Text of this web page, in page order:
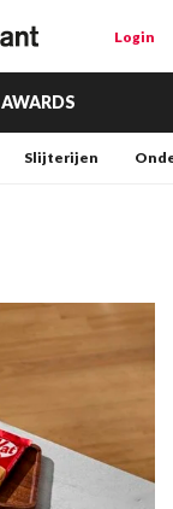
Login
AWARDS
Slijterijen